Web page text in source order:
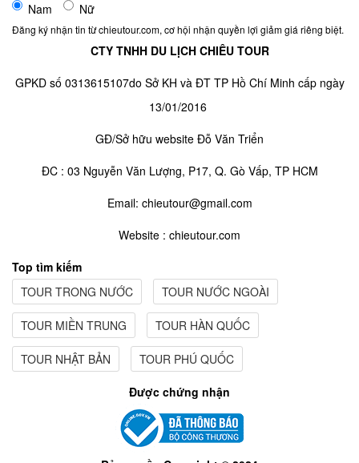
Nam Nữ
Đăng ký nhận tin từ chieutour.com, cơ hội nhận quyền lợi giảm giá riêng biệt.
CTY TNHH DU LỊCH CHIÊU TOUR
GPKD số 0313615107do Sở KH và ĐT TP Hồ Chí Minh cấp ngày
13/01/2016
GĐ/Sở hữu website Đỗ Văn Triển
ĐC : 03 Nguyễn Văn Lượng, P17, Q. Gò Vấp, TP HCM
Email: chieutour@gmail.com
Website : chieutour.com
Top tìm kiếm
TOUR TRONG NƯỚC
TOUR NƯỚC NGOÀI
TOUR MIỀN TRUNG TOUR HÀN QUỐC
TOUR NHẬT BẢN TOUR PHÚ QUỐC
Được chứng nhận